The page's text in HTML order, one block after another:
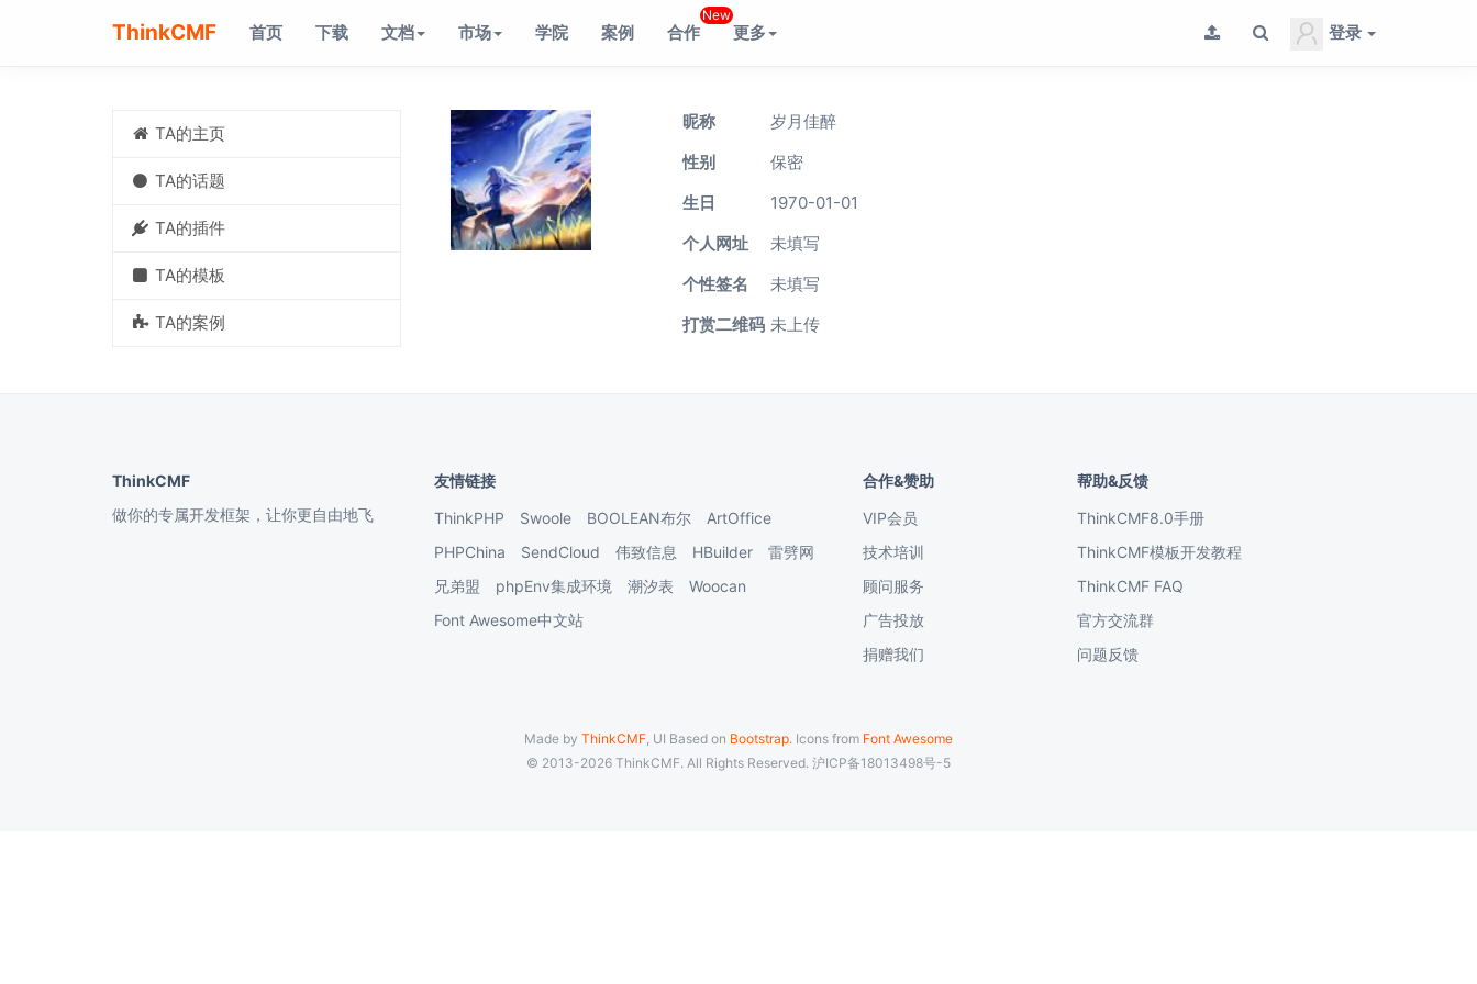
ThinkCMF 首页 下载 文档 市场 学院 案例 合作
New
更多 登录
TA的主页
TA的话题
TA的插件
TA的模板
TA的案例
昵称
岁月佳醉
性别
保密
生日
1970-01-01
个人网址
未填写
个性签名
未填写
打赏二维码 未上传
ThinkCMF
做你的专属开发框架，让你更自由地飞
友情链接
ThinkPHP
Swoole BOOLEAN布尔
ArtOffice
PHPChina
SendCloud 伟致信息 HBuilder
雷劈网
兄弟盟
phpEnv集成环境 潮汐表
Woocan
Font Awesome中文站
合作&赞助
VIP会员
技术培训
顾问服务
广告投放
捐赠我们
帮助&反馈
ThinkCMF8.0手册
ThinkCMF模板开发教程
ThinkCMF FAQ
官方交流群
问题反馈
Made by ThinkCMF, UI Based on Bootstrap. Icons from Font Awesome
© 2013-2026 ThinkCMF. All Rights Reserved. 沪ICP备18013498号-5